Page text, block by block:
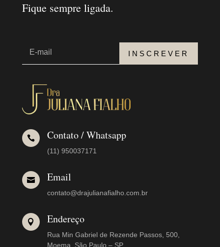
Fique sempre ligada.
INSCREVER
 Contato / Whatsapp
(11) 950037171
 Email
contato@drajulianafialho.com.br
 Endereço
Rua Min Gabriel de Rezende Passos, 500,
Moema. São Paulo – SP